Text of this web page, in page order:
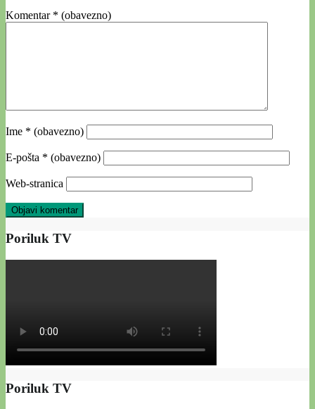
Komentar * (obavezno)
Ime * (obavezno)
E-pošta * (obavezno)
Web-stranica
Poriluk TV
Poriluk TV